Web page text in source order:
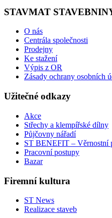
STAVMAT
O nás
Centrála společnosti
Prodejny
Ke stažení
Výpis z OR
Zásady ochrany osobních
Užitečné odkazy
Akce
Střechy a klempířské dílny
Půjčovny nářadí
ST BENEFIT – Věrnostní
Pracovní postupy
Bazar
Firemní kultura
ST News
Realizace staveb